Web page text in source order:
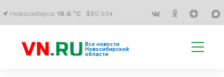
Новосибирск 18.6 °C $80.93↓
Все новости
Новосибирской
области